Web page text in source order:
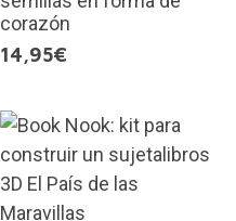
corazón
14,95€